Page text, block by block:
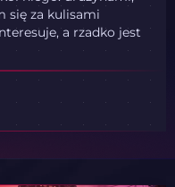
się za kulisami
a rzadko jest